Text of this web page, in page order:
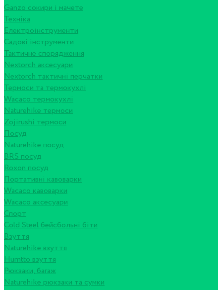
Ganzo сокири і мачете
Техніка
Електроінструменти
Садові інструменти
Тактичне спорядження
Nextorch аксесуари
Nextorch тактичні перчатки
Термоси та термокухлі
Wacaco термокухлі
Naturehike термоси
Zojirushi термоси
Посуд
Naturehike посуд
BRS посуд
Roxon посуд
Портативні кавоварки
Wacaco кавоварки
Wacaco аксесуари
Спорт
Cold Steel бейсбольні біти
Взуття
Naturehike взуття
Humtto взуття
Рюкзаки, багаж
Naturehike рюкзаки та сумки